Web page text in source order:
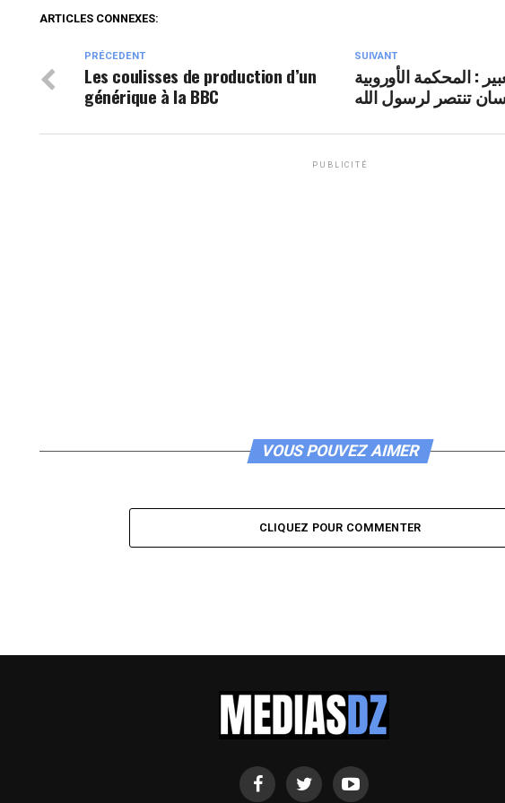
ARTICLES CONNEXES:
SUIVANT
: المحكمة الأوروبية
تنتصر لرسول الله
PRÉCEDENT
Les coulisses de production d’un
générique à la BBC
PUBLICITÉ
VOUS POUVEZ AIMER
CLIQUEZ POUR COMMENTER